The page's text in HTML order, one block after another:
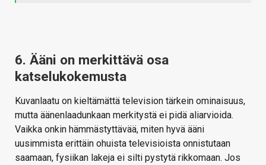
6. Ääni on merkittävä osa
katselukokemusta
Kuvanlaatu on kieltämättä television tärkein ominaisuus,
mutta äänenlaadunkaan merkitystä ei pidä aliarvioida.
Vaikka onkin hämmästyttävää, miten hyvä ääni
uusimmista erittäin ohuista televisioista onnistutaan
saamaan, fysiikan lakeja ei silti pystytä rikkomaan. Jos